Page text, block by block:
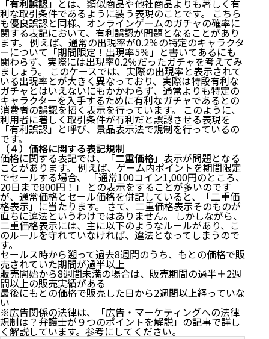
「有利誤認」とは、類似商品や他社商品よりも著しく有
利な取引条件であるように装う表現のことです。 こちら
も優良誤認と同様、オンラインゲームのガチャの確率に
関する表記において、有利誤認が問題となることがあり
ます。 例えば、通常の出現率が0.2％の特定のキャラクタ
ーについて「期間限定！出現率5％」と書いてあるにも
関わらず、実際には出現率0.2％だったガチャを考えてみ
ましょう。 このケースでは、実際の出現率と表示されて
いる出現率とが大きく異なっており、実際は特段有利な
ガチャとはいえないにもかかわらず、通常よりも特定の
キャラクターを入手するために有利なガチャであるとの
消費者の誤認を招く表示を行っています。 このように、
利用者に著しく取引条件が有利だと誤認させる表現を
「有利誤認」と呼び、景品表示法で規制を行っているの
です。
（４）価格に関する表記規制
価格に関する表記では、「二重価格」表示が問題となる
ことがあります。 例えば、ゲーム内ポイントを期間限定
でセールする場合、 「通常100コイン1,000円のところ、
20日まで800円！」 との表示をすることが多いのです
が、通常価格とセール価格を併記していると、「二重価
格表示」に当たります。 さて、二重価格表示そのものが
直ちに違法というわけではありません。 しかしながら、
二重価格表示には、主に以下のようなルールがあり、こ
のルールを守れていなければ、違法となってしまうので
す。
セールス時から遡って過去8週間のうち、もとの価格で販
売されていた期間が過半以上
販売開始から8週間未満の場合は、販売期間の過半＋2週
間以上の販売実績がある
最後にもとの価格で販売した日から2週間以上経っていな
い
※広告関係の法律は、「広告・マーケティングへの法律
規制は？弁護士が９つのポイントを解説」の記事で詳し
く解説しています。参考にしてください。
（３）前払式支払手段発行者の義務
①情報の提供義務
②発行保証金（供託金）の供託義務
３ 発行保証金の供託義務を回避する方法
（１）有効期限を設ける
（２）ポイント消費を促すイベントを開催する
４ 景品表示法＝価格表示やおまけの数などへの規制
（１）有料ガチャは景品類に該当するのか
（２）プレゼント・おまけに対する規制
（３）商品の表示・表現に対する規制
①優良誤認
②有利誤認
（４）価格に関する表記規制
５ その他、関連する法律
（１）特定商取引法
①特定商取引法に基づく表記
②未許諾のメール広告送信禁止
③誇大広告の禁止
（２）電気通信事業法
６ 小括
両立
７ まとめ